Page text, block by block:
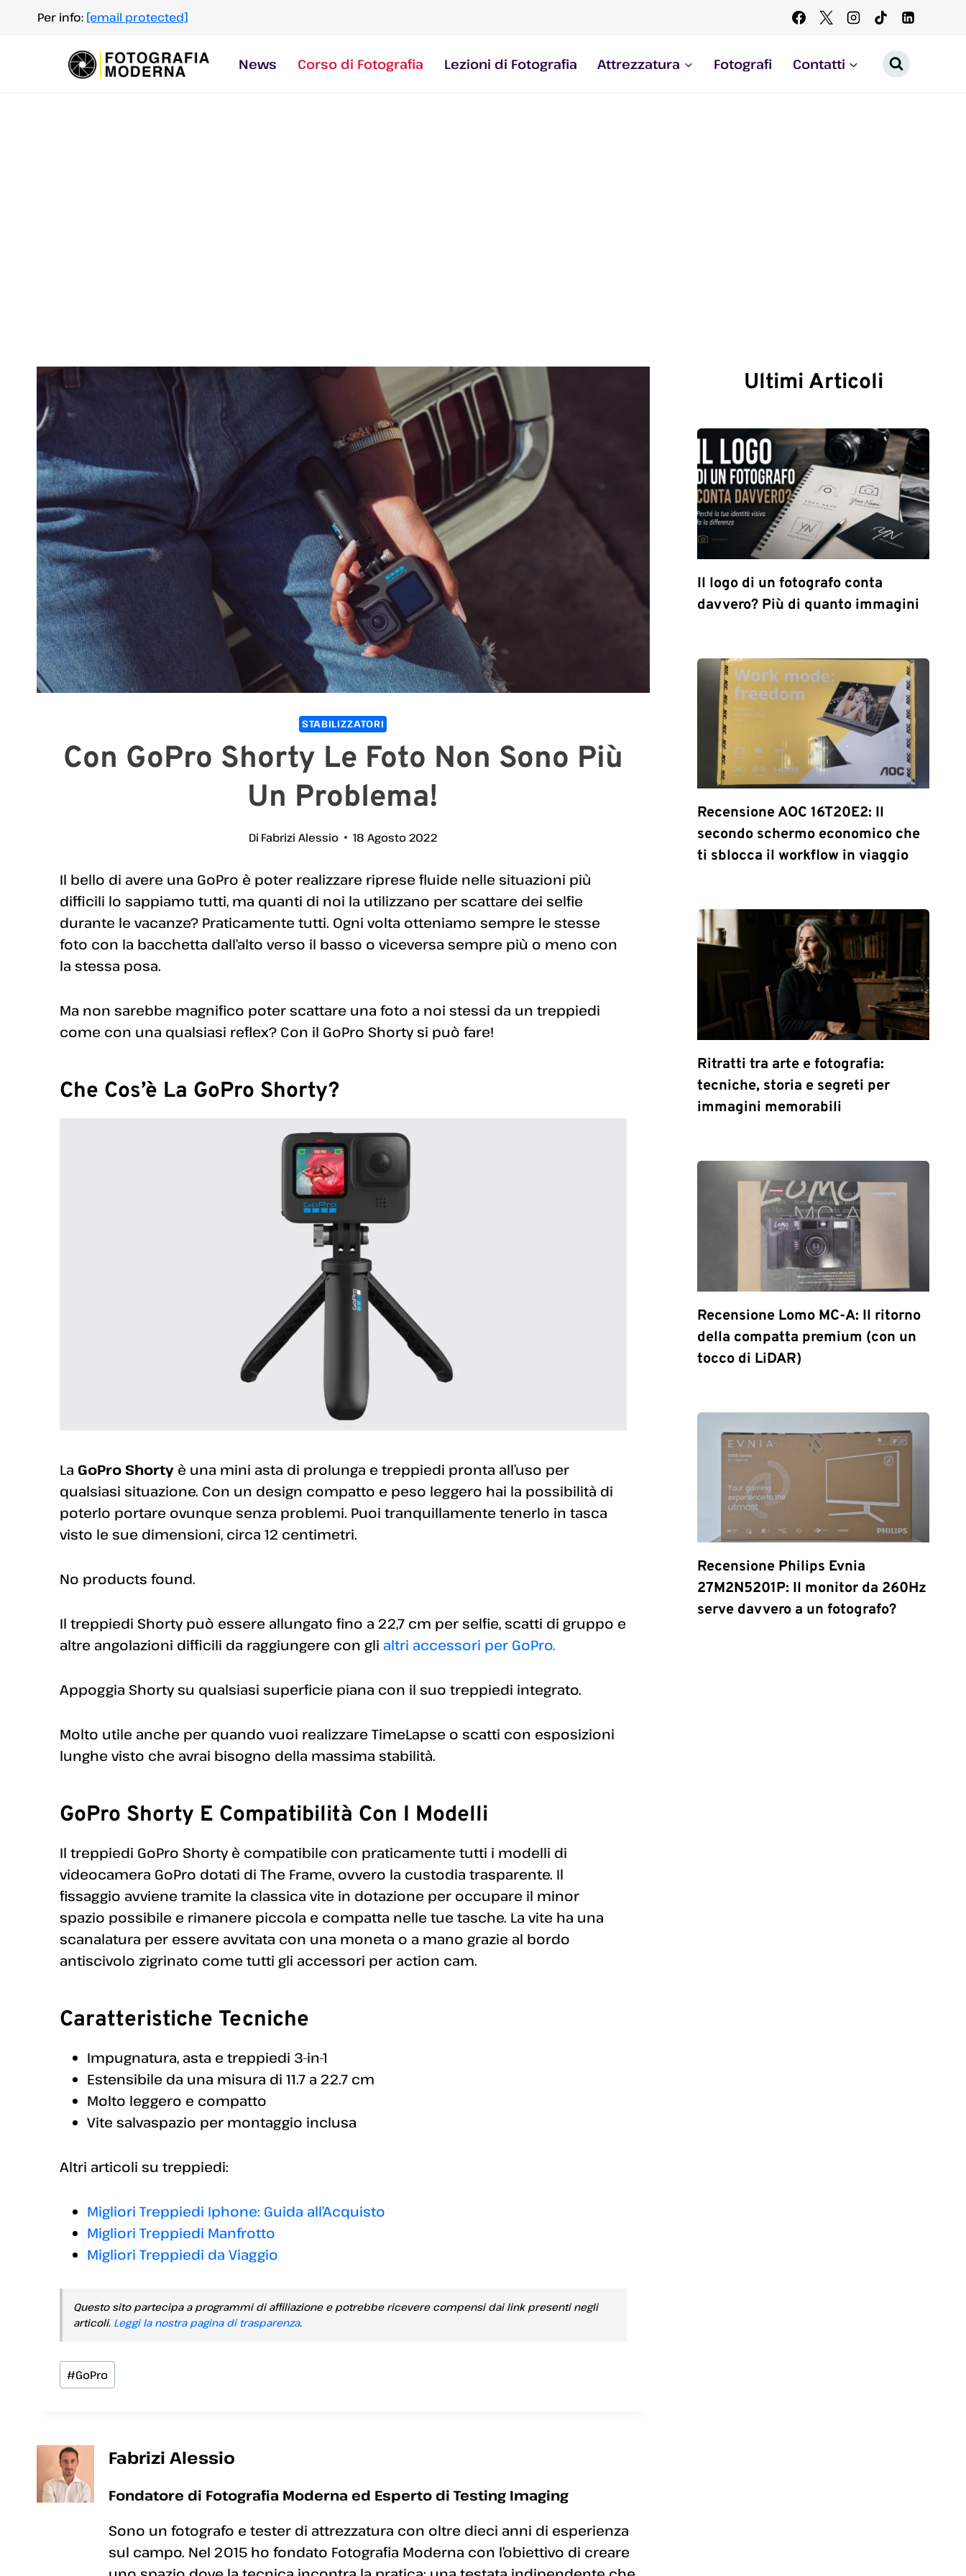
contenuto
Per info: [email protected]
News Corso di Fotografia Lezioni di Fotografia Attrezzatura Fotografi Contatti
STABILIZZATORI
Con GoPro Shorty Le Foto Non Sono Più
Un Problema!
Di Fabrizi Alessio 18 Agosto 2022
Il bello di avere una GoPro è poter realizzare riprese fluide nelle situazioni più
difficili lo sappiamo tutti, ma quanti di noi la utilizzano per scattare dei selfie
durante le vacanze? Praticamente tutti. Ogni volta otteniamo sempre le stesse
foto con la bacchetta dall’alto verso il basso o viceversa sempre più o meno con
la stessa posa.
Ma non sarebbe magnifico poter scattare una foto a noi stessi da un treppiedi
come con una qualsiasi reflex? Con il GoPro Shorty si può fare!
Che Cos’è La GoPro Shorty?
La GoPro Shorty è una mini asta di prolunga e treppiedi pronta all’uso per
qualsiasi situazione. Con un design compatto e peso leggero hai la possibilità di
poterlo portare ovunque senza problemi. Puoi tranquillamente tenerlo in tasca
visto le sue dimensioni, circa 12 centimetri.
No products found.
Il treppiedi Shorty può essere allungato fino a 22,7 cm per selfie, scatti di gruppo e
altre angolazioni difficili da raggiungere con gli altri accessori per GoPro.
Appoggia Shorty su qualsiasi superficie piana con il suo treppiedi integrato.
Molto utile anche per quando vuoi realizzare TimeLapse o scatti con esposizioni
lunghe visto che avrai bisogno della massima stabilità.
GoPro Shorty E Compatibilità Con I Modelli
Il treppiedi GoPro Shorty è compatibile con praticamente tutti i modelli di
videocamera GoPro dotati di The Frame, ovvero la custodia trasparente. Il
fissaggio avviene tramite la classica vite in dotazione per occupare il minor
spazio possibile e rimanere piccola e compatta nelle tue tasche. La vite ha una
scanalatura per essere avvitata con una moneta o a mano grazie al bordo
antiscivolo zigrinato come tutti gli accessori per action cam.
Caratteristiche Tecniche
Impugnatura, asta e treppiedi 3-in-1
Estensibile da una misura di 11.7 a 22.7 cm
Molto leggero e compatto
Vite salvaspazio per montaggio inclusa
Altri articoli su treppiedi:
Migliori Treppiedi Iphone: Guida all’Acquisto
Migliori Treppiedi Manfrotto
Migliori Treppiedi da Viaggio
Questo sito partecipa a programmi di affiliazione e potrebbe ricevere compensi dai link presenti negli
articoli. Leggi la nostra pagina di trasparenza.
Tag
articolo:
#GoPro
Fabrizi Alessio
Fondatore di Fotografia Moderna ed Esperto di Testing Imaging
Sono un fotografo e tester di attrezzatura con oltre dieci anni di esperienza
sul campo. Nel 2015 ho fondato Fotografia Moderna con l’obiettivo di creare
Ultimi Articoli
Il logo di un fotografo conta
davvero? Più di quanto immagini
Recensione AOC 16T20E2: Il
secondo schermo economico che
ti sblocca il workflow in viaggio
Ritratti tra arte e fotografia:
tecniche, storia e segreti per
immagini memorabili
Recensione Lomo MC-A: Il ritorno
della compatta premium (con un
tocco di LiDAR)
Recensione Philips Evnia
27M2N5201P: Il monitor da 260Hz
serve davvero a un fotografo?